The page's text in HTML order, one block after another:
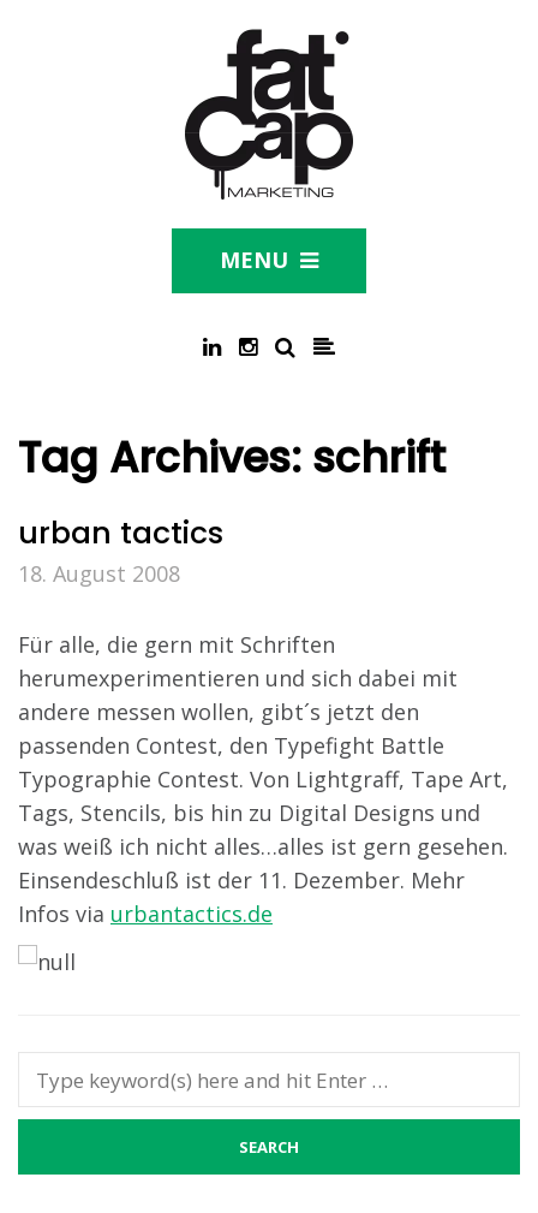
MENU
Tag Archives: schrift
urban tactics
18. August 2008
Für alle, die gern mit Schriften
herumexperimentieren und sich dabei mit
andere messen wollen, gibt´s jetzt den
passenden Contest, den Typefight Battle
Typographie Contest. Von Lightgraff, Tape Art,
Tags, Stencils, bis hin zu Digital Designs und
was weiß ich nicht alles…alles ist gern gesehen.
Einsendeschluß ist der 11. Dezember. Mehr
Infos via urbantactics.de